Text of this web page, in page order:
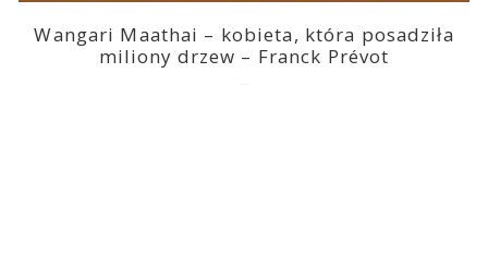
Wangari Maathai – kobieta, która posadziła
miliony drzew – Franck Prévot